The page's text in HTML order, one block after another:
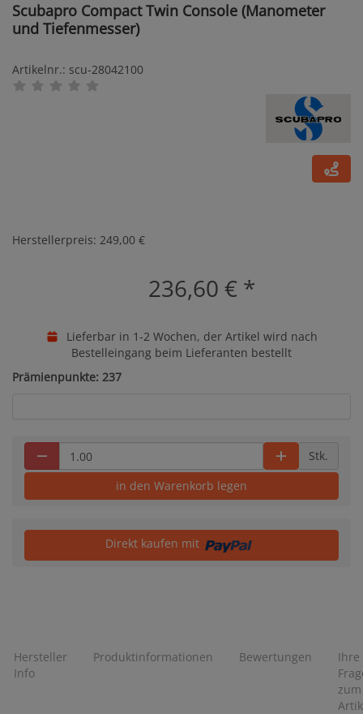
Scubapro Compact Twin Console (Manometer
und Tiefenmesser)
Artikelnr.: scu-28042100
Herstellerpreis: 249,00 €
236,60 € *
Lieferbar in 1-2 Wochen, der Artikel wird nach
Bestelleingang beim Lieferanten bestellt
Prämienpunkte: 237
Stk.
in den Warenkorb legen
Direkt kaufen mit
Hersteller
Info
Produktinformationen Bewertungen
Ihre
zum